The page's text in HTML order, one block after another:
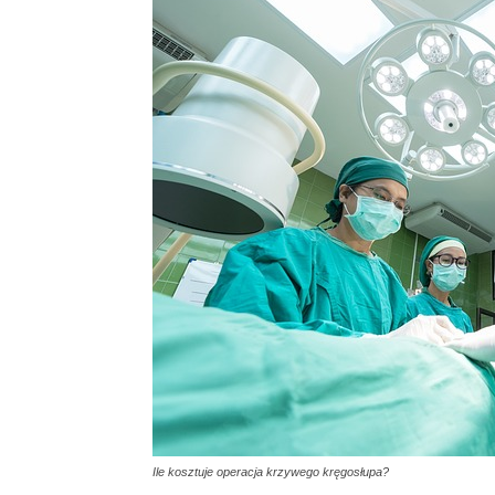
Ile kosztuje operacja krzywego kręgosłupa?